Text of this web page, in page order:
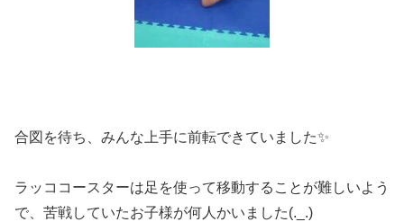
合図を待ち、みんな上手に前転できていました✨
ラッココースターは足を使って移動することが難しいよう
で、苦戦していたお子様が何人かいました(._.)